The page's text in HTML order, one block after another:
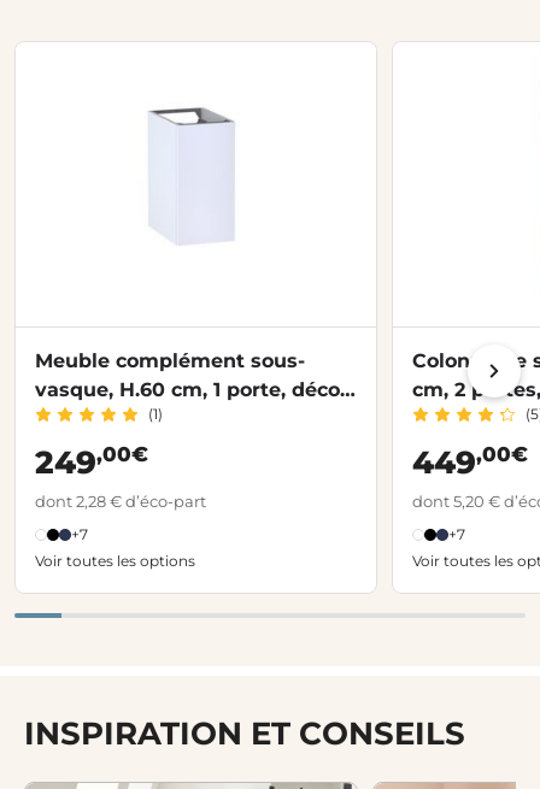
Meuble complément sous-
vasque, H.60 cm, 1 porte, décor
verni laqué FORMEO
(1)
249,00€
dont 2,28 € d’éco-part
+7
Voir toutes les options
Colonne de
cm, 2
FORMEO
449,00€
dont 5,20 €
+7
Voir toutes les
INSPIRATION ET CONSEILS